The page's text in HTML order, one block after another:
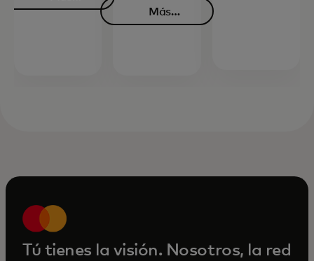
se abre en una pestaña nueva
Más
Tú tienes la visión. Nosotros, la red